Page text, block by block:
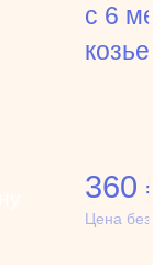
с 6
360
Цена